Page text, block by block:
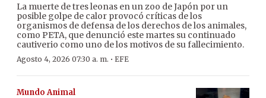
La muerte de tres leonas en un zoo de Japón por un
posible golpe de calor provocó críticas de los
organismos de defensa de los derechos de los animales,
como PETA, que denunció este martes su continuado
cautiverio como uno de los motivos de su fallecimiento.
Agosto 4, 2026 07:30 a. m. · EFE
Mundo Animal